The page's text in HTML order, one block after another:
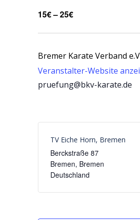
15€ – 25€
Bremer Karate Verband
Veranstalter-Website
pruefung@bkv-karate.de
TV Eiche Horn, Bremen
Berckstraße 87
Bremen, Bremen
Deutschland